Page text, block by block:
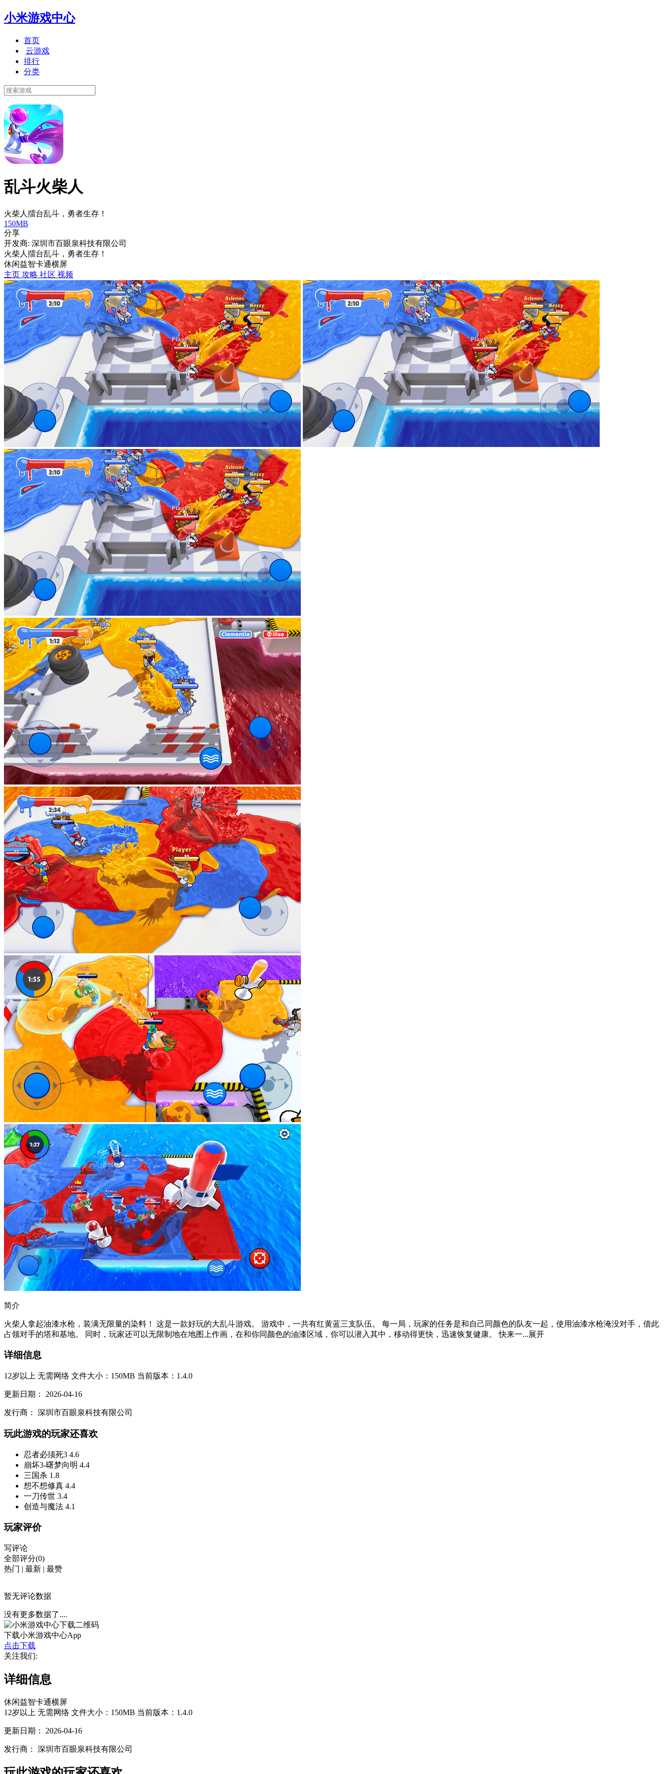
小米游戏中心
首页
云游戏
排行
分类
乱斗火柴人
火柴人擂台乱斗，勇者生存！
150MB
分享
开发商: 深圳市百眼泉科技有限公司
火柴人擂台乱斗，勇者生存！
休闲益智卡通横屏
主页 攻略 社区 视频
简介
火柴人拿起油漆水枪，装满无限量的染料！ 这是一款好玩的大乱斗游戏。 游戏中，一共有红黄蓝三支队伍。 每一局，玩家的任务是和自己同颜色的队友一起，使用油漆水枪淹没对手，借此
占领对手的塔和基地。 同时，玩家还可以无限制地在地图上作画，在和你同颜色的油漆区域，你可以潜入其中，移动得更快，迅速恢复健康。 快来一...展开
详细信息
12岁以上 无需网络 文件大小：150MB 当前版本：1.4.0
更新日期： 2026-04-16
发行商： 深圳市百眼泉科技有限公司
玩此游戏的玩家还喜欢
忍者必须死3 4.6
崩坏3-曙梦向明 4.4
三国杀 1.8
想不想修真 4.4
一刀传世 3.4
创造与魔法 4.1
玩家评价
写评论
全部评分(0)
热门 | 最新 | 最赞
暂无评论数据
没有更多数据了....
下载小米游戏中心App
点击下载
关注我们:
详细信息
休闲益智卡通横屏
12岁以上 无需网络 文件大小：150MB 当前版本：1.4.0
更新日期： 2026-04-16
发行商： 深圳市百眼泉科技有限公司